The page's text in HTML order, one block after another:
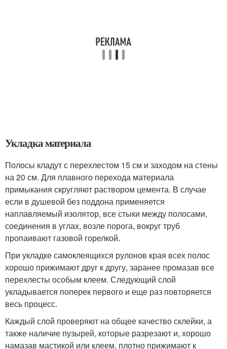
Укладка материала
Полосы кладут с перехлестом 15 см и заходом на стены
на 20 см. Для плавного перехода материала
примыкания скругляют раствором цемента. В случае
если в душевой без поддона применяется
наплавляемый изолятор, все стыки между полосами,
соединения в углах, возле порога, вокруг труб
пропаивают газовой горелкой.
При укладке самоклеящихся рулонов края всех полос
хорошо прижимают друг к другу, заранее промазав все
перехлесты особым клеем. Следующий слой
укладывается поперек первого и еще раз повторяется
весь процесс.
Каждый слой проверяют на общее качество склейки, а
также наличие пузырей, которые разрезают и, хорошо
намазав мастикой или клеем, плотно прижимают к